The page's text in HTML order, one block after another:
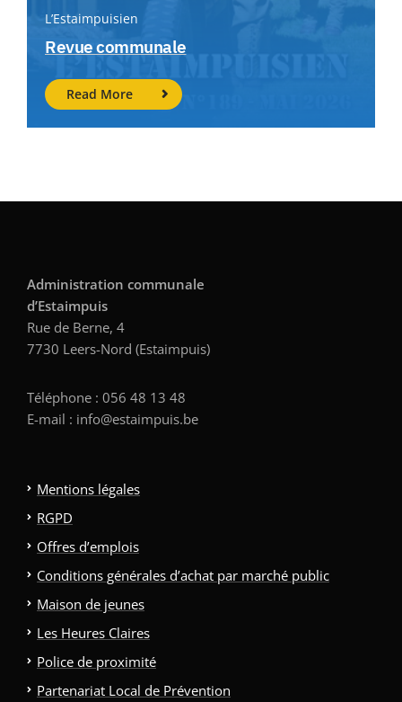
L’Estaimpuisien
Revue communale
Read More
Administration communale
d’Estaimpuis
Rue de Berne, 4
7730 Leers-Nord (Estaimpuis)
Téléphone : 056 48 13 48
E-mail : info@estaimpuis.be
Mentions légales
RGPD
Offres d’emplois
Conditions générales d’achat par marché public
Maison de jeunes
Les Heures Claires
Police de proximité
Partenariat Local de Prévention